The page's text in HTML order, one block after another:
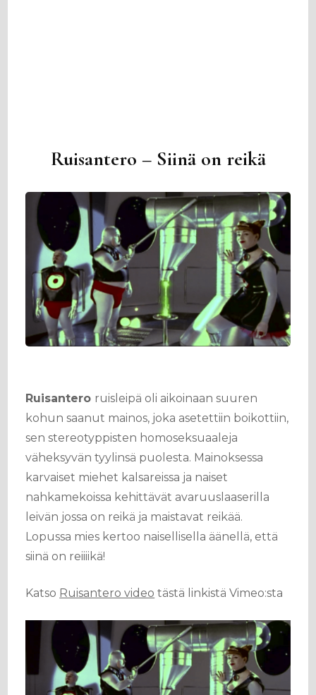
Ruisantero – Siinä on reikä
Ruisantero ruisleipä oli aikoinaan suuren
kohun saanut mainos, joka asetettiin boikottiin,
sen stereotyppisten homoseksuaaleja
väheksyvän tyylinsä puolesta. Mainoksessa
karvaiset miehet kalsareissa ja naiset
nahkamekoissa kehittävät avaruuslaaserilla
leivän jossa on reikä ja maistavat reikää.
Lopussa mies kertoo naisellisella äänellä, että
siinä on reiiiikä!
Katso Ruisantero video tästä linkistä Vimeo:sta